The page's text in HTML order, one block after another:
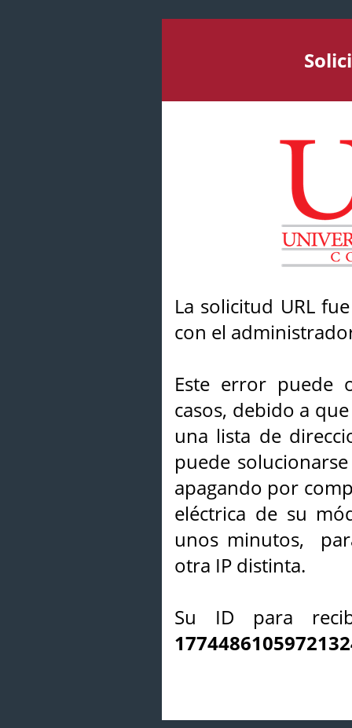
La solicitud URL
con el
Este error puede
casos, debido a
una lista de
puede
apagando por
eléctrica de su
unos minutos,
otra IP distinta.
Su ID para